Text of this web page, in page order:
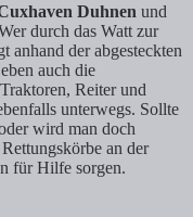
Duhnen und
durch das Watt zur
anhand der abgesteckten
auch die
Reiter und
unterwegs. Sollte
wird man doch
an der
für Hilfe sorgen.